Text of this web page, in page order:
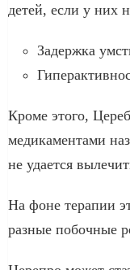
детей, если у них
Задержка
Кроме этого,
медикаментами
не удается
На фоне терапии
разные побочные